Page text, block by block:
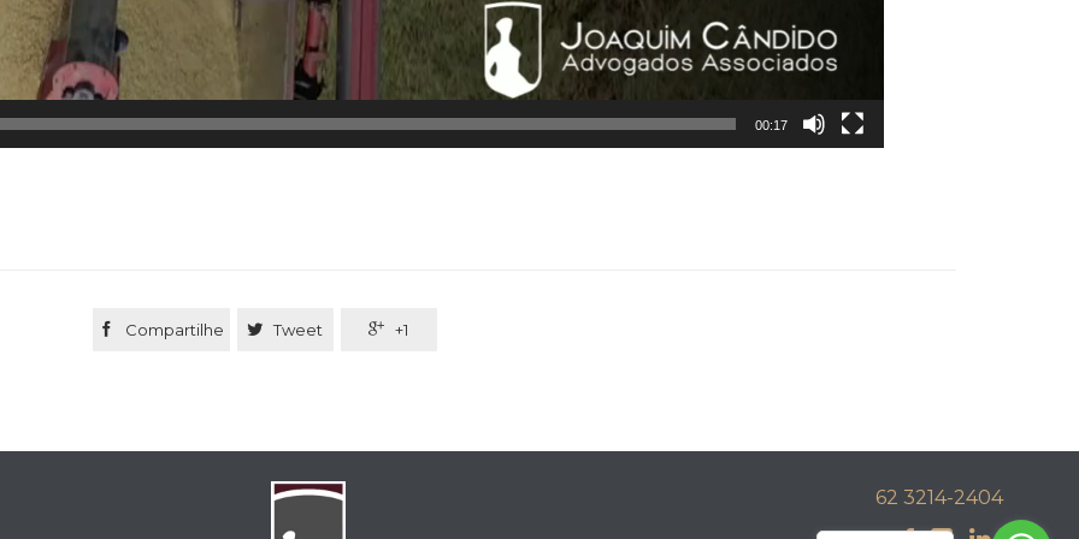
00:17
 Compartilhe  Tweet  +1
62 3214-2404